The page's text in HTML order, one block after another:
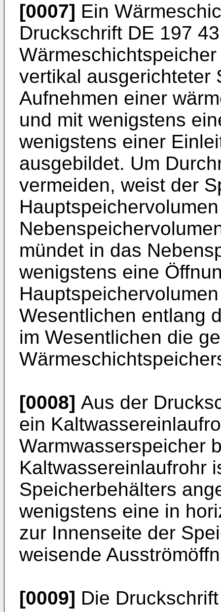
[0007] Ein
Druckschrift DE 197
vertikal ausgerichteter
Aufnehmen einer
und mit wenigstens
wenigstens einer
ausgebildet. Um
vermeiden, weist der
mündet in das
wenigstens eine
Wesentlichen entlang
im Wesentlichen die
[0008] Aus der
ein
Warmwasserspeicher
Kaltwassereinlaufrohr
Speicherbehälters
wenigstens eine in
zur Innenseite der
weisende
[0009] Die